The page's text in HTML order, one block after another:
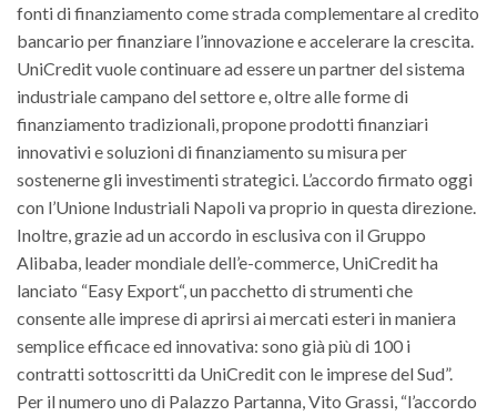
fonti di finanziamento come strada complementare al credito
bancario per finanziare l’innovazione e accelerare la crescita.
UniCredit vuole continuare ad essere un partner del sistema
industriale campano del settore e, oltre alle forme di
finanziamento tradizionali, propone prodotti finanziari
innovativi e soluzioni di finanziamento su misura per
sostenerne gli investimenti strategici. L’accordo firmato oggi
con l’Unione Industriali Napoli va proprio in questa direzione.
Inoltre, grazie ad un accordo in esclusiva con il Gruppo
Alibaba, leader mondiale dell’e-commerce, UniCredit ha
lanciato “Easy Export“, un pacchetto di strumenti che
consente alle imprese di aprirsi ai mercati esteri in maniera
semplice efficace ed innovativa: sono già più di 100 i
contratti sottoscritti da UniCredit con le imprese del Sud”.
Per il numero uno di Palazzo Partanna, Vito Grassi, “l’accordo